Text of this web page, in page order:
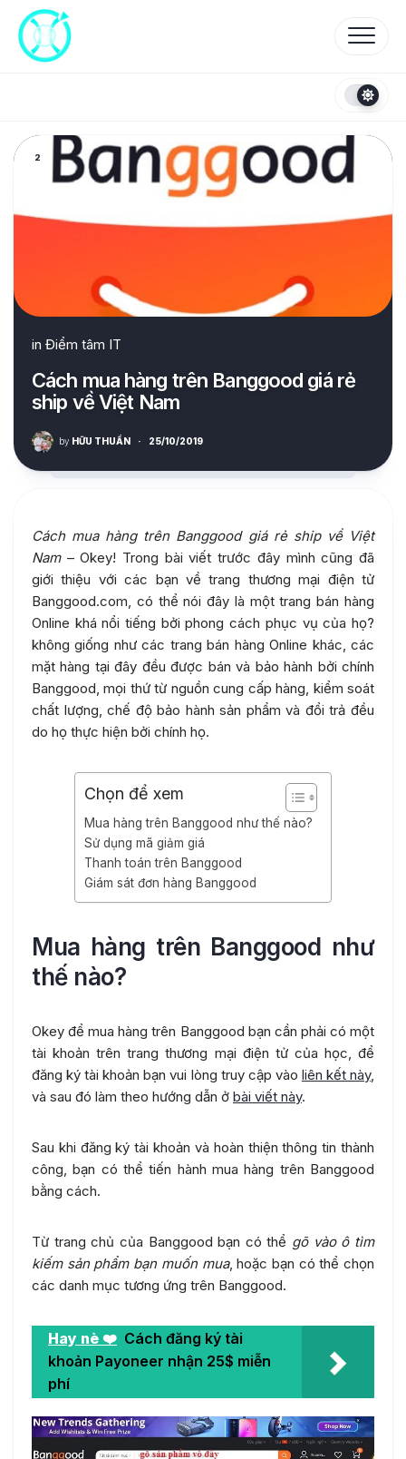
content
2
in Điểm tâm IT
Cách mua hàng trên Banggood giá rẻ
ship về Việt Nam
by HỮU THUẦN · 25/10/2019
Cách mua hàng trên Banggood giá rẻ ship về Việt
Nam– Okey! Trong bài viết trước đây mình cũng đã
giới thiệu với các bạn về trang thương mại điện tử
Banggood.com, có thể nói đây là một trang bán hàng
Online khá nổi tiếng bởi phong cách phục vụ của họ?
không giống như các trang bán hàng Online khác, các
mặt hàng tại đây đều được bán và bảo hành bởi chính
Banggood, mọi thứ từ nguồn cung cấp hàng, kiểm soát
chất lượng, chế độ bảo hành sản phẩm và đổi trả đều
do họ thực hiện bởi chính họ.
Chọn để xem
Mua hàng trên Banggood như thế nào?
Sử dụng mã giảm giá
Thanh toán trên Banggood
Giám sát đơn hàng Banggood
Mua hàng trên Banggood như
thế nào?
Okey để mua hàng trên Banggood bạn cần phải có một
tài khoản trên trang thương mại điện tử của học, để
đăng ký tài khoản bạn vui lòng truy cập vào liên kết này,
và sau đó làm theo hướng dẫn ở bài viết này.
Sau khi đăng ký tài khoản và hoàn thiện thông tin thành
công, bạn có thể tiến hành mua hàng trên Banggood
bằng cách.
Từ trang chủ của Banggood bạn có thể gõ vào ô tìm
kiếm sản phẩm bạn muốn mua, hoặc bạn có thể chọn
các danh mục tương ứng trên Banggood.
Hay nè ❤️ Cách đăng ký tài
khoản Payoneer nhận 25$ miễn
phí